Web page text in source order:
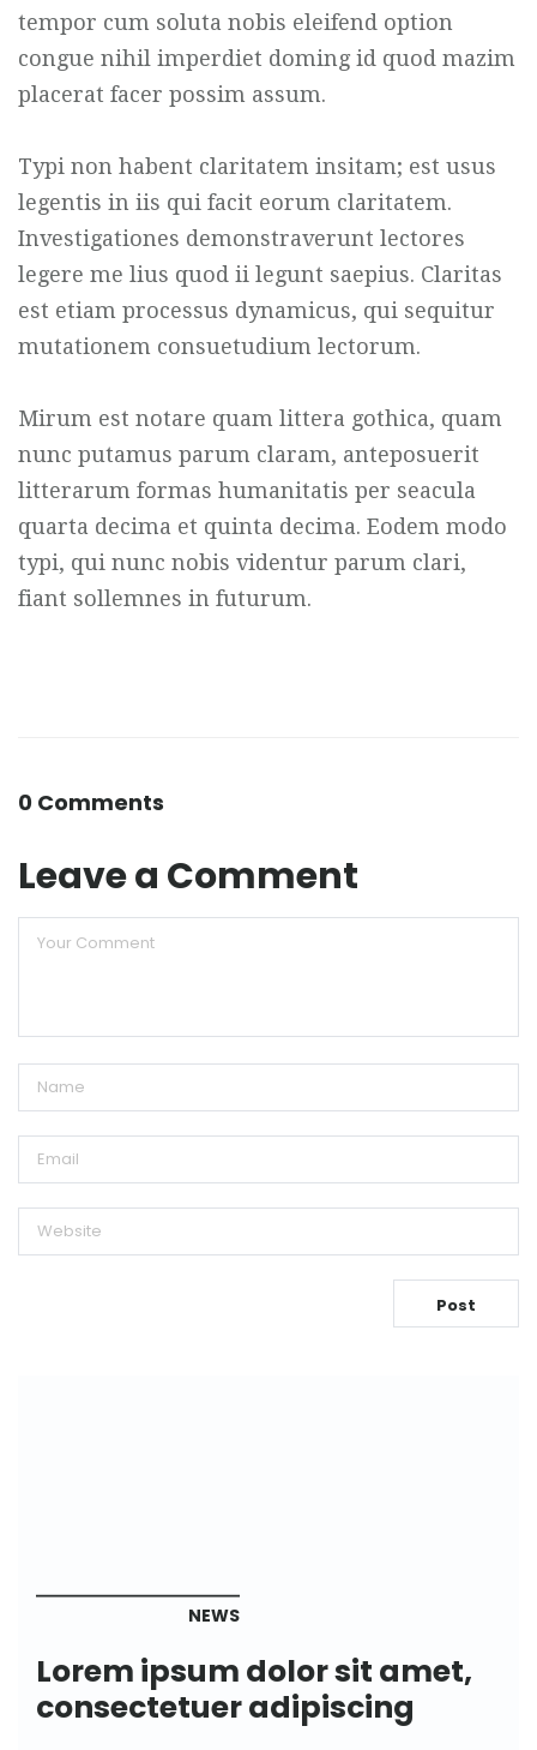
tempor cum soluta nobis eleifend option
congue nihil imperdiet doming id quod mazim
placerat facer possim assum.
Typi non habent claritatem insitam; est usus
legentis in iis qui facit eorum claritatem.
Investigationes demonstraverunt lectores
legere me lius quod ii legunt saepius. Claritas
est etiam processus dynamicus, qui sequitur
mutationem consuetudium lectorum.
Mirum est notare quam littera gothica, quam
nunc putamus parum claram, anteposuerit
litterarum formas humanitatis per seacula
quarta decima et quinta decima. Eodem modo
typi, qui nunc nobis videntur parum clari,
fiant sollemnes in futurum.
0 Comments
Leave a Comment
NEWS
Lorem ipsum dolor sit amet,
consectetuer adipiscing